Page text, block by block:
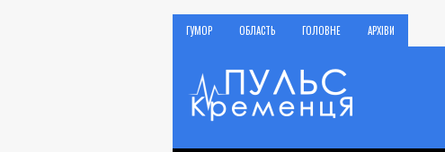
ГУМОР ОБЛАСТЬ ГОЛОВНЕ АРХІВИ